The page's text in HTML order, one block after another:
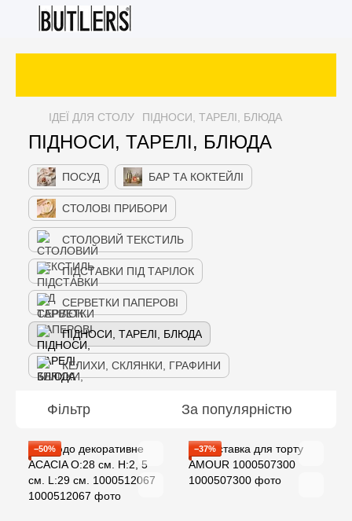
ІДЕЇ ДЛЯ СТОЛУ ПІДНОСИ, ТАРЕЛІ, БЛЮДА
ПІДНОСИ, ТАРЕЛІ, БЛЮДА
ПОСУД БАР ТА КОКТЕЙЛІ
СТОЛОВІ ПРИБОРИ
СТОЛОВИЙ ТЕКСТИЛЬ
ПІДСТАВКИ ПІД ТАРІЛОК
СЕРВЕТКИ ПАПЕРОВІ
ПІДНОСИ, ТАРЕЛІ, БЛЮДА
КЕЛИХИ, СКЛЯНКИ, ГРАФИНИ
Фільтр За популярністю
−50% −37%